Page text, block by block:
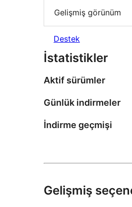
Gelişmiş görünüm
Destek
İstatistikler
Aktif sürümler
Günlük indirmeler
İndirme geçmişi
Gelişmiş